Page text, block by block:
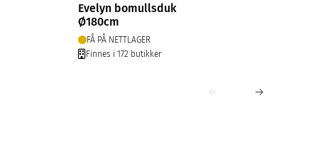
Evelyn bomullsduk
Ø180cm
FÅ PÅ NETTLAGER
Finnes i 172 butikker